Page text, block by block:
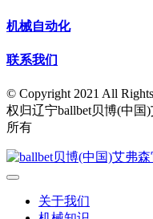
机械自动化
联系我们
© Copyright 2021 All Rights
权归辽宁ballbet贝博(中
所有
关于我们